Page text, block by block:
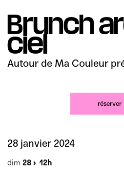
Équipe du TXR & contacts
Espace presse & pro
Accessibilité
Votre venue au TXR
Comment ça marche ?
Déposer un projet
Agenda
04 72 07 49 49
Brunch
ciel
Autour de Ma Couleur
réserver
28 janvier 2024
dim 28 › 12h